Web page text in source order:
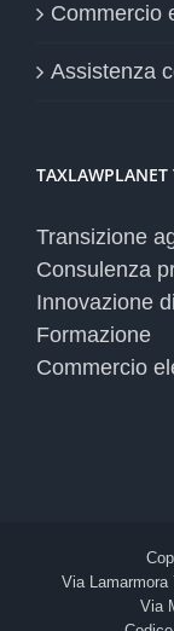
Commercio
Assistenza
TAXLAWPLANET
Transizione
Consulenza
Innovazione
Formazione
Commercio
Via Lamarmora
Via